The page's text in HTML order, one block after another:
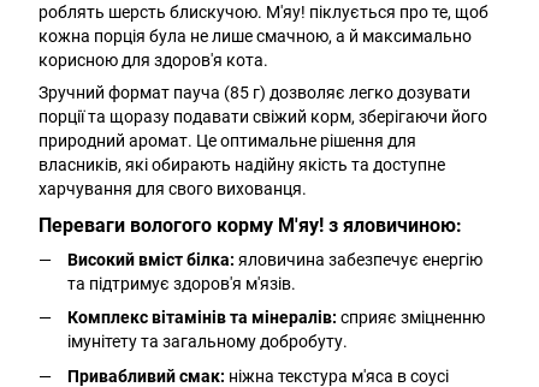
роблять шерсть блискучою. М'яу! піклується про те, щоб
кожна порція була не лише смачною, а й максимально
корисною для здоров'я кота.
Зручний формат пауча (85 г) дозволяє легко дозувати
порції та щоразу подавати свіжий корм, зберігаючи його
природний аромат. Це оптимальне рішення для
власників, які обирають надійну якість та доступне
харчування для свого вихованця.
Переваги вологого корму М'яу! з яловичиною:
Високий вміст білка: яловичина забезпечує енергію
та підтримує здоров'я м'язів.
Комплекс вітамінів та мінералів: сприяє зміцненню
імунітету та загальному добробуту.
Привабливий смак: ніжна текстура м'яса в соусі